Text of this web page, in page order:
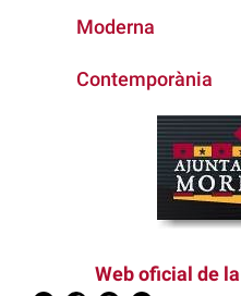
Moderna
Contemporània
Web oficial de